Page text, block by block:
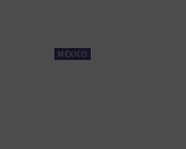
MÉXICO